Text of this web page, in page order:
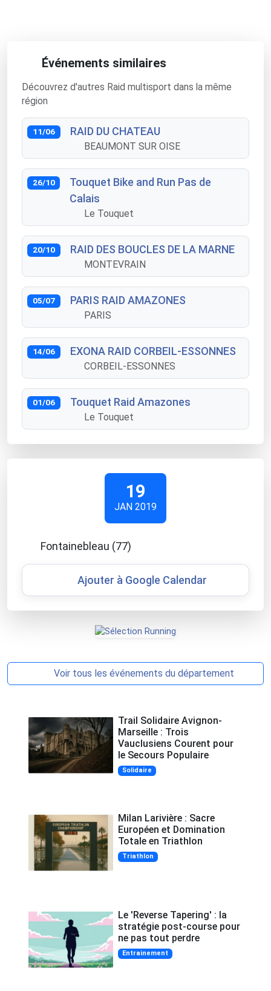
Événements similaires
Découvrez d'autres Raid multisport dans la même
région
11/06 RAID DU CHATEAU
BEAUMONT SUR OISE
26/10
Touquet Bike and Run Pas de
Calais
Le Touquet
20/10 RAID DES BOUCLES DE LA MARNE
MONTEVRAIN
05/07 PARIS RAID AMAZONES
PARIS
14/06 EXONA RAID CORBEIL-ESSONNES
CORBEIL-ESSONNES
01/06 Touquet Raid Amazones
Le Touquet
19
JAN 2019
Fontainebleau (77)
Ajouter à Google Calendar
Voir tous les événements du département
Trail Solidaire Avignon-
Marseille : Trois
Vauclusiens Courent pour
le Secours Populaire
Solidaire
Milan Larivière : Sacre
Européen et Domination
Totale en Triathlon
Triathlon
Le 'Reverse Tapering' : la
stratégie post-course pour
ne pas tout perdre
Entrainement